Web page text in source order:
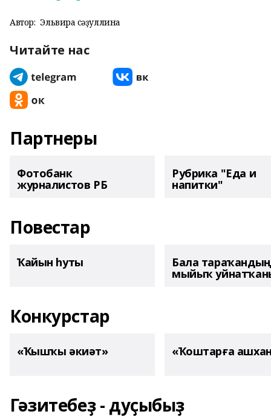
Автор: Эльвира Әсәҙуллина
Читайте нас
Партнеры
Фотобанк
журналистов РБ
Рубрика "Еда и
напитки"
Повестар
Ҡайын һуты Бала тараҡандың
мыйыҡ
Конкурстар
«Ҡышҡы әкиәт» «Ҡоштарға
Гәзитебеҙ - дуҫыбыҙ